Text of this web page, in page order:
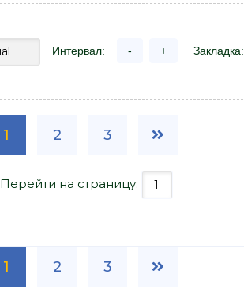
Интервал: - + Закладка:
1 2 3
Перейти на страницу:
1 2 3